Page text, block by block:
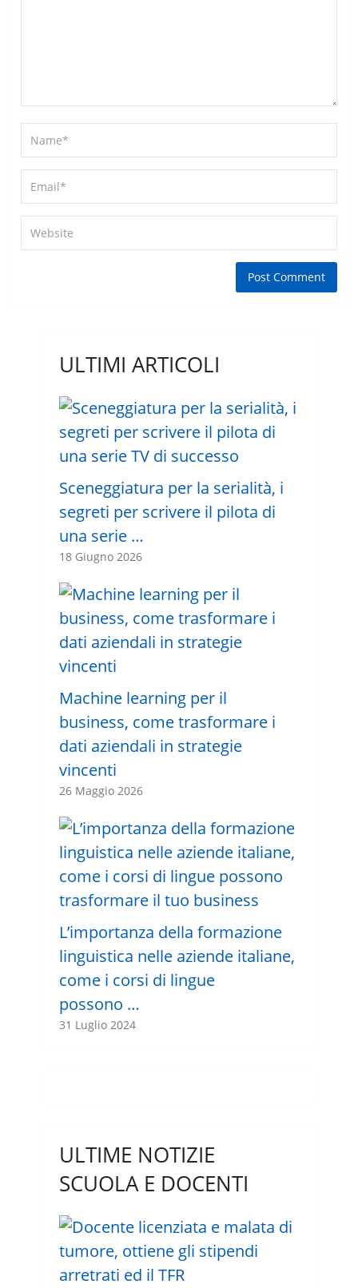
ULTIMI ARTICOLI
Sceneggiatura per la serialità, i
segreti per scrivere il pilota di
una serie …
18 Giugno 2026
Machine learning per il
business, come trasformare i
dati aziendali in strategie
vincenti
26 Maggio 2026
L’importanza della formazione
linguistica nelle aziende italiane,
come i corsi di lingue
possono …
31 Luglio 2024
ULTIME NOTIZIE
SCUOLA E DOCENTI